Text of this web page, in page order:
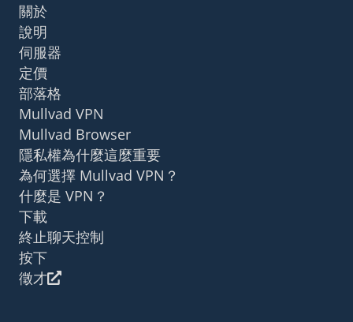
關於
說明
伺服器
定價
部落格
Mullvad VPN
Mullvad Browser
隱私權為什麼這麼重要
為何選擇 Mullvad VPN？
什麼是 VPN？
下載
終止聊天控制
按下
徵才